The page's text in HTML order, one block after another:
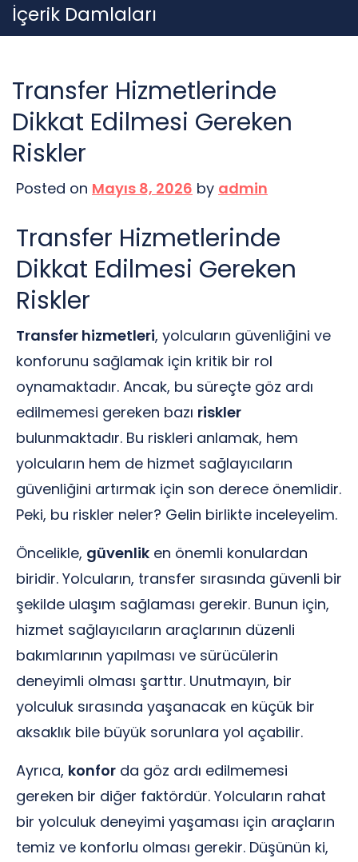
Skip
to
İçerik Damlaları
Transfer Hizmetlerinde
Dikkat Edilmesi Gereken
Riskler
Posted on Mayıs 8, 2026 by admin
Transfer Hizmetlerinde
Dikkat Edilmesi Gereken
Riskler
Transfer hizmetleri, yolcuların güvenliğini ve
konforunu sağlamak için kritik bir rol
oynamaktadır. Ancak, bu süreçte göz ardı
edilmemesi gereken bazı riskler
bulunmaktadır. Bu riskleri anlamak, hem
yolcuların hem de hizmet sağlayıcıların
güvenliğini artırmak için son derece önemlidir.
Peki, bu riskler neler? Gelin birlikte inceleyelim.
Öncelikle, güvenlik en önemli konulardan
biridir. Yolcuların, transfer sırasında güvenli bir
şekilde ulaşım sağlaması gerekir. Bunun için,
hizmet sağlayıcıların araçlarının düzenli
bakımlarının yapılması ve sürücülerin
deneyimli olması şarttır. Unutmayın, bir
yolculuk sırasında yaşanacak en küçük bir
aksaklık bile büyük sorunlara yol açabilir.
Ayrıca, konfor da göz ardı edilmemesi
gereken bir diğer faktördür. Yolcuların rahat
bir yolculuk deneyimi yaşaması için araçların
temiz ve konforlu olması gerekir. Düşünün ki,